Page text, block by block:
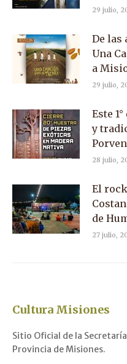
29 julio,
De las
Una
a
29 julio,
Este
y
28 julio,
El
de
27 julio,
Cultura Misiones
Sitio Oficial de la
Provincia de Misiones.